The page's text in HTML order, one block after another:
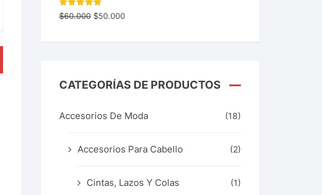
Valorado
con 5.00
$60.000 $50.000
CATEGORÍAS DE PRODUCTOS
Accesorios De Moda (18)
Accesorios Para Cabello (2)
Cintas, Lazos Y Colas (1)